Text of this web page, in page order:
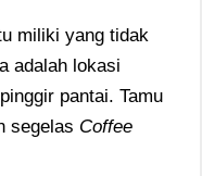
miliki yang tidak
adalah lokasi
pantai. Tamu
segelas Coffee